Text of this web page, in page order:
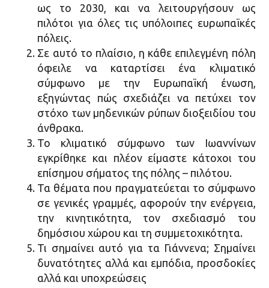
ως το 2030, και να λειτουργήσουν ως
πιλότοι για όλες τις υπόλοιπες ευρωπαϊκές
πόλεις.
Σε αυτό το πλαίσιο, η κάθε επιλεγμένη πόλη
όφειλε να καταρτίσει ένα κλιματικό
σύμφωνο με την Ευρωπαϊκή ένωση,
εξηγώντας πώς σχεδιάζει να πετύχει τον
στόχο των μηδενικών ρύπων διοξειδίου του
άνθρακα.
Το κλιματικό σύμφωνο των Ιωαννίνων
εγκρίθηκε και πλέον είμαστε κάτοχοι του
επίσημου σήματος της πόλης – πιλότου.
Τα θέματα που πραγματεύεται το σύμφωνο
σε γενικές γραμμές, αφορούν την ενέργεια,
την κινητικότητα, τον σχεδιασμό του
δημόσιου χώρου και τη συμμετοχικότητα.
Τι σημαίνει αυτό για τα Γιάννενα; Σημαίνει
δυνατότητες αλλά και εμπόδια, προσδοκίες
αλλά και υποχρεώσεις